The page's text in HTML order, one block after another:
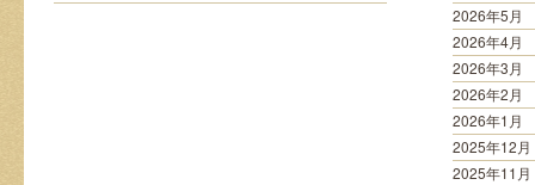
2026年5月
2026年4月
2026年3月
2026年2月
2026年1月
2025年12月
2025年11月